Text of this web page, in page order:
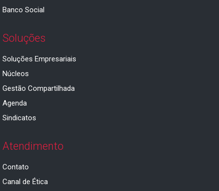
Banco Social
Soluções
Soluções Empresariais
Núcleos
Gestão Compartilhada
Agenda
Sindicatos
Atendimento
Contato
Canal de Ética